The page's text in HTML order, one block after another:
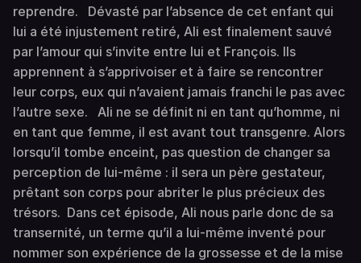
reprendre. Dévasté par l’absence de cet enfant qui
lui a été injustement retiré, Ali est finalement sauvé
par l’amour qui s’invite entre lui et François. Ils
apprennent à s’apprivoiser et à faire se rencontrer
leur corps, eux qui n’avaient jamais franchi le pas avec
l’autre sexe. Ali ne se définit ni en tant qu’homme, ni
en tant que femme, il est avant tout transgenre. Alors
lorsqu’il tombe enceint, pas question de changer sa
perception de lui-même : il sera un père gestateur,
prêtant son corps pour abriter le plus précieux des
trésors. Dans cet épisode, Ali nous parle donc de sa
transernité, un terme qu’il a lui-même inventé pour
nommer son expérience de la grossesse et de la mise